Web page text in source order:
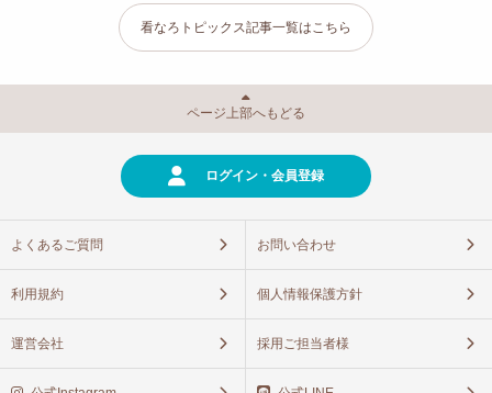
看なろトピックス記事一覧はこちら
ページ上部へもどる
ログイン・会員登録
よくあるご質問 お問い合わせ
利用規約 個人情報保護方針
運営会社 採用ご担当者様